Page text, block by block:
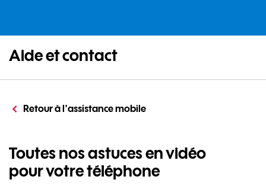
Aide et contact
Retour à l'assistance mobile
Toutes nos astuces en vidéo
pour votre téléphone